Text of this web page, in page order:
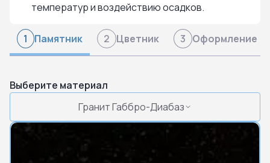
температур и воздействию осадков.
1 Памятник 2 Цветник 3 Оформление
Выберите материал
Гранит Габбро-Диабаз